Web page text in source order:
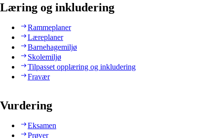
Læring og inkludering
Rammeplaner
Læreplaner
Barnehagemiljø
Skolemiljø
Tilpasset opplæring og inkludering
Fravær
Vurdering
Eksamen
Prøver